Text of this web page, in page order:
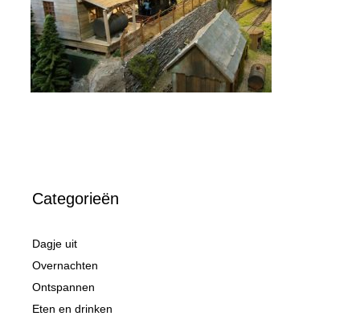
Categorieën
Dagje uit
Overnachten
Ontspannen
Eten en drinken